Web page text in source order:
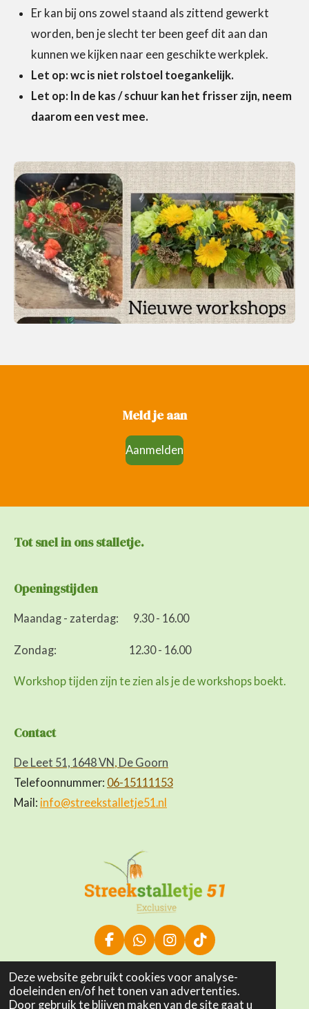
Deze website gebruikt cookies voor analyse-
doeleinden en/of het tonen van advertenties.
Door gebruik te blijven maken van de site gaat u
Er kan bij ons zowel staand als zittend gewerkt
worden, ben je slecht ter been geef dit aan dan
kunnen we kijken naar een geschikte werkplek.
Let op: wc is niet rolstoel toegankelijk.
Let op: In de kas / schuur kan het frisser zijn, neem
daarom een vest mee.
Meld je aan
Aanmelden
Tot snel in onsstalletje.
Openingstijden
Maandag - zaterdag: 9.30 - 16.00
Zondag: 12.30 - 16.00
Workshop tijden zijn te zien als je de workshops boekt.
Contact
De Leet 51, 1648 VN , De Goorn
Telefoonnummer: 06-15111153
Mail: info@streekstalletje51.nl
F
a
c
e
b
W
h
a
t
s
I
n
s
t
a
T
i
k
T
o
© 2022 - 2024 streekstalletje51.nl